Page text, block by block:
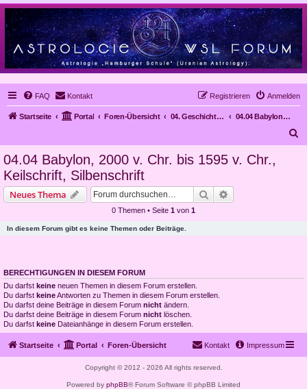
FAQ Kontakt Anmelden
Registrieren
Startseite Portal Foren-Übersicht 04. Geschichte der Astrologie
04.04 Babylon, 2000 v. Chr. bis 1595 v. Chr., Keilschrift, Silbenschrift
04.04 Babylon, 2000 v. Chr. bis 1595 v. Chr.,
Keilschrift, Silbenschrift
Neues Thema Suche
0 Themen • Seite 1 von 1
In diesem Forum gibt es keine Themen oder Beiträge.
BERECHTIGUNGEN IN DIESEM FORUM
Du darfst keine neuen Themen in diesem Forum erstellen.
Du darfst keineAntworten zu Themen in diesem Forum erstellen.
Du darfst deine Beiträge in diesem Forum nicht ändern.
Du darfst deine Beiträge in diesem Forum nicht löschen.
Du darfst keine Dateianhänge in diesem Forum erstellen.
Startseite Portal Foren-Übersicht Impressum
Kontakt
Copyright © 2012 - 2026 All rights reserved.
Powered by phpBB® Forum Software © phpBB Limited